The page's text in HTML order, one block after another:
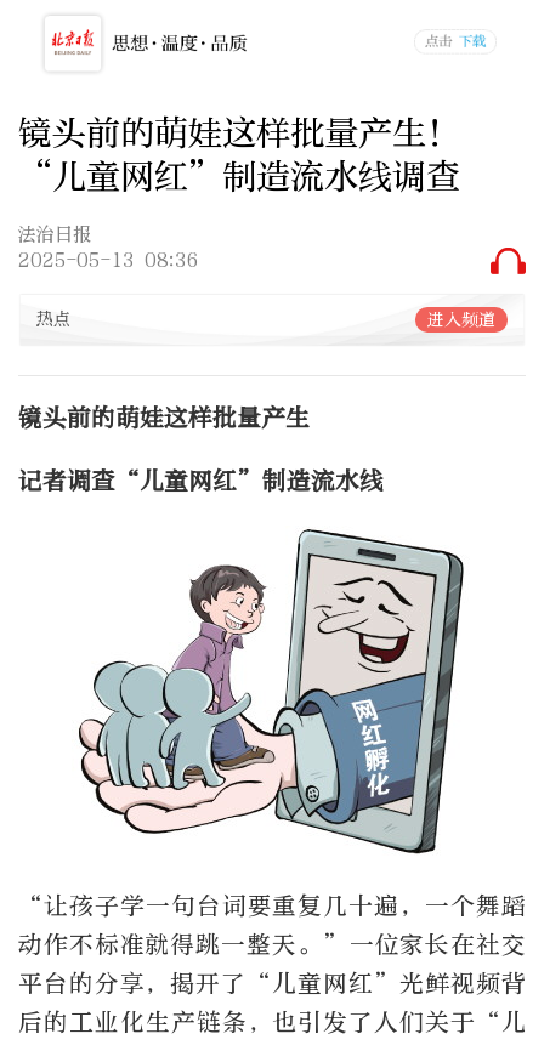
镜头前的萌娃这样批量产生！
“儿童网红”制造流水线调查
法治日报
2025-05-13 08:36
热点 进入频道
镜头前的萌娃这样批量产生
记者调查“儿童网红”制造流水线
“让孩子学一句台词要重复几十遍，一个舞蹈
动作不标准就得跳一整天。”一位家长在社交
平台的分享，揭开了“儿童网红”光鲜视频背
后的工业化生产链条，也引发了人们关于“儿